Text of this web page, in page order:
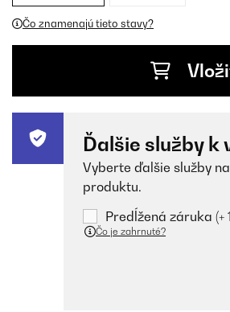
Čo znamenajú tieto stavy?
Ďalšie služby k
Vyberte ďalšie služby
produktu.
Predĺžená záruka (+
Čo je zahrnuté?